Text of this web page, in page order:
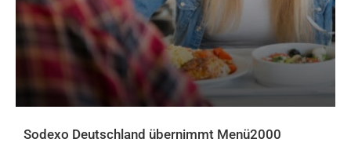
Sodexo Deutschland übernimmt Menü2000